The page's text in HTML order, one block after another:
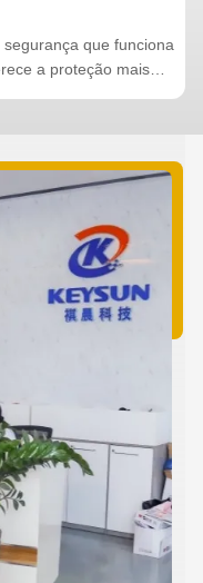
que funciona
a proteção mais
...